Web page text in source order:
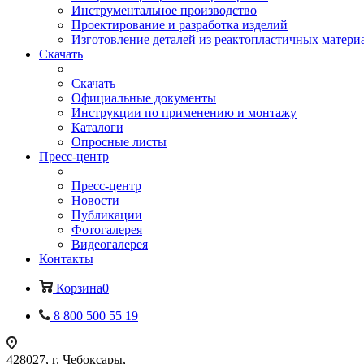
Инструментальное производство
Проектирование и разработка изделий
Изготовление деталей из реактопластичных
Скачать
Скачать
Официальные документы
Инструкции по применению и монтажу
Каталоги
Опросные листы
Пресс-центр
Пресс-центр
Новости
Публикации
Фотогалерея
Видеогалерея
Контакты
Корзина0
8 800 500 55 19
428027, г. Чебоксары,